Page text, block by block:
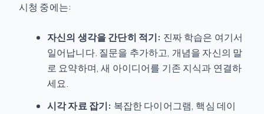
시청 중에는:
자신의 생각을 간단히 적기: 진짜 학습은 여기서
일어납니다. 질문을 추가하고, 개념을 자신의 말
로 요약하며, 새 아이디어를 기존 지식과 연결하
세요.
시각 자료 잡기: 복잡한 다이어그램, 핵심 데이